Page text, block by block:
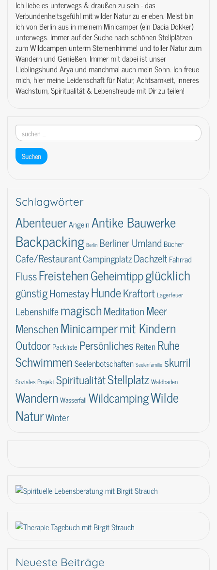
Ich liebe es unterwegs & draußen zu sein - das
Verbundenheitsgefühl mit wilder Natur zu erleben. Meist bin
ich von Berlin aus in meinem Minicamper (ein Dacia Dokker)
unterwegs. Immer auf der Suche nach schönen Stellplätzen
zum Wildcampen unterm Sternenhimmel und toller Natur zum
Wandern und Genießen. Immer mit dabei ist unser
Lieblingshund Arya und manchmal auch mein Sohn. Ich freue
mich, hier meine Leidenschaft für Natur, Achtsamkeit, inneres
Wachstum, Spiritualität & Lebensfreude mit Dir zu teilen!
Schlagwörter
AbenteuerAngelnAntike Bauwerke
Backpacking Berlin Berliner Umland Bücher
Cafe/RestaurantCampingplatzDachzeltFahrrad
FlussFreistehenGeheimtippglücklich
günstigHomestayHundeKraftortLagerfeuer
LebenshilfemagischMeditationMeer
MenschenMinicampermit Kindern
Outdoor Packliste Persönliches ReitenRuhe
SchwimmenSeelenbotschaften Seelenfamilie skurril
Soziales ProjektSpiritualitätStellplatzWaldbaden
Wandern Wasserfall WildcampingWilde
NaturWinter
Neueste Beiträge